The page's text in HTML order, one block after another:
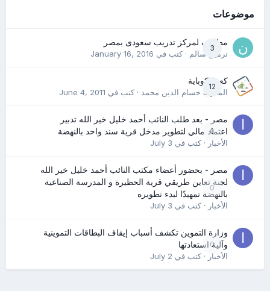
موضوعات
3
مطلوب لمركز تدريب سعودى بمصر
نرمين سالم· كتب في January 16, 2016
12
كعب كوباية
المدرب حسام الدين محمد· كتب في June 4, 2011
0
مصر - بعد طلب النائب أحمد خليل خير الله تدبير
اعتماد مالي لتطوير مدخل قرية سند واحد بالنهضة
الأخبار· كتب في July 3
0
مصر - بحضور أعضاء مكتب النائب أحمد خليل خير الله
لجنة تعاين طريقي قرية الحظيرة و المدرسة الصناعية
بالنهضة تمهيدًا لبدء تطويره
الأخبار· كتب في July 3
0
وزارة التموين تكشف أسباب إيقاف البطاقات التموينية
وآلية استعادتها
الأخبار· كتب في July 2